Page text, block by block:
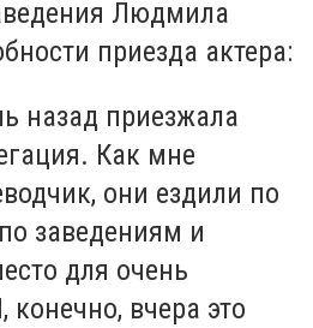
Людмила
приезда актера:
назад приезжала
Как мне
они ездили по
заведениям и
для очень
конечно, вчера это